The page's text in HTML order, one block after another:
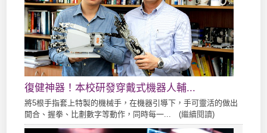
復健神器！本校研發穿戴式機器人輔...
將5根手指套上特製的機械手，在機器引導下，手可靈活的做出
開合、握拳、比劃數字等動作，同時每一... (繼續閱讀)